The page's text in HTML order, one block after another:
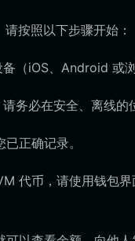
按照以下步骤开始：
（iOS、Android 或
务必在安全、离线的
正确记录。
代币，请使用钱包